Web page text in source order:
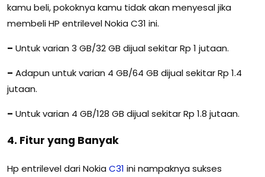
kamu beli, pokoknya kamu tidak akan menyesal jika
membeli HP entrilevel Nokia C31 ini.
– Untuk varian 3 GB/32 GB dijual sekitar Rp 1 jutaan.
– Adapun untuk varian 4 GB/64 GB dijual sekitar Rp 1.4
jutaan.
– Untuk varian 4 GB/128 GB dijual sekitar Rp 1.8 jutaan.
4. Fitur yang Banyak
Hp entrilevel dari Nokia C31 ini nampaknya sukses